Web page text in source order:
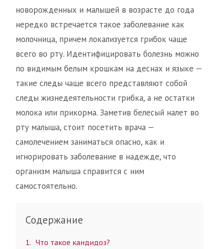
новорожденных и малышей в возрасте до года
нередко встречается такое заболевание как
молочница, причем локализуется грибок чаще
всего во рту. Идентифицировать болезнь можно
по видимым белым крошкам на деснах и языке —
такие следы чаще всего представляют собой
следы жизнедеятельности грибка, а не остатки
молока или прикорма. Заметив белесый налет во
рту малыша, стоит посетить врача —
самолечением заниматься опасно, как и
игнорировать заболевание в надежде, что
организм малыша справится с ним
самостоятельно.
Содержание
1
Что такое кандидоз?